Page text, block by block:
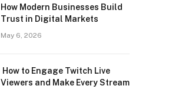
How Modern Businesses Build
Trust in Digital Markets
May 6, 2026
How to Engage Twitch Live
Viewers and Make Every Stream